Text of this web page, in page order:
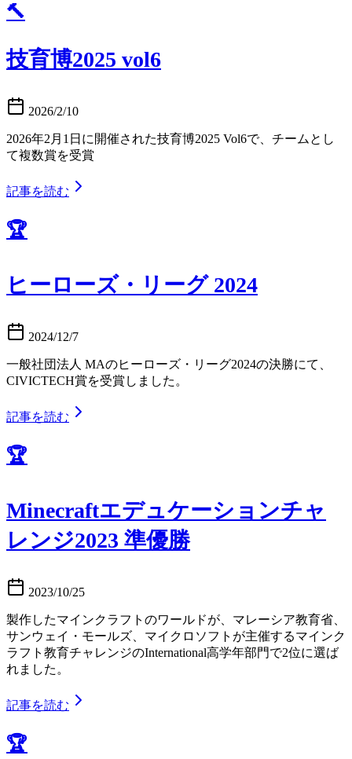
🔨
技育博2025 vol6
2026/2/10
2026年2月1日に開催された技育博2025 Vol6で、チームとし
て複数賞を受賞
記事を読む
🏆
ヒーローズ・リーグ 2024
2024/12/7
一般社団法人 MAのヒーローズ・リーグ2024の決勝にて、
CIVICTECH賞を受賞しました。
記事を読む
🏆
Minecraftエデュケーションチャ
レンジ2023 準優勝
2023/10/25
製作したマインクラフトのワールドが、マレーシア教育省、
サンウェイ・モールズ、マイクロソフトが主催するマインク
ラフト教育チャレンジのInternational高学年部門で2位に選ば
れました。
記事を読む
🏆